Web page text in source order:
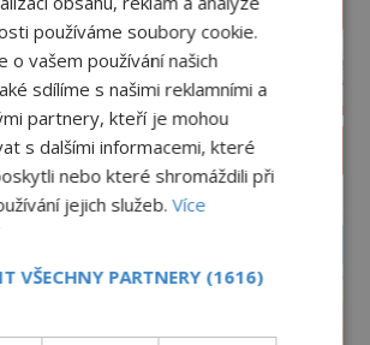
ČASOPIS
reklama
používáme soubory cookie.
o vašem používání našich
sdílíme s našimi reklamními a
partnery, kteří je mohou
s dalšími informacemi, které
nebo které shromáždili při
jejich služeb.Více
VŠECHNY PARTNERY (1616)